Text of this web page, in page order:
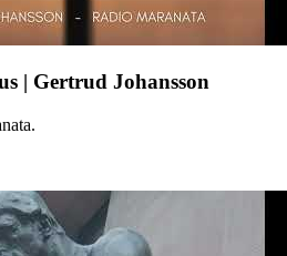
| Gertrud Johansson